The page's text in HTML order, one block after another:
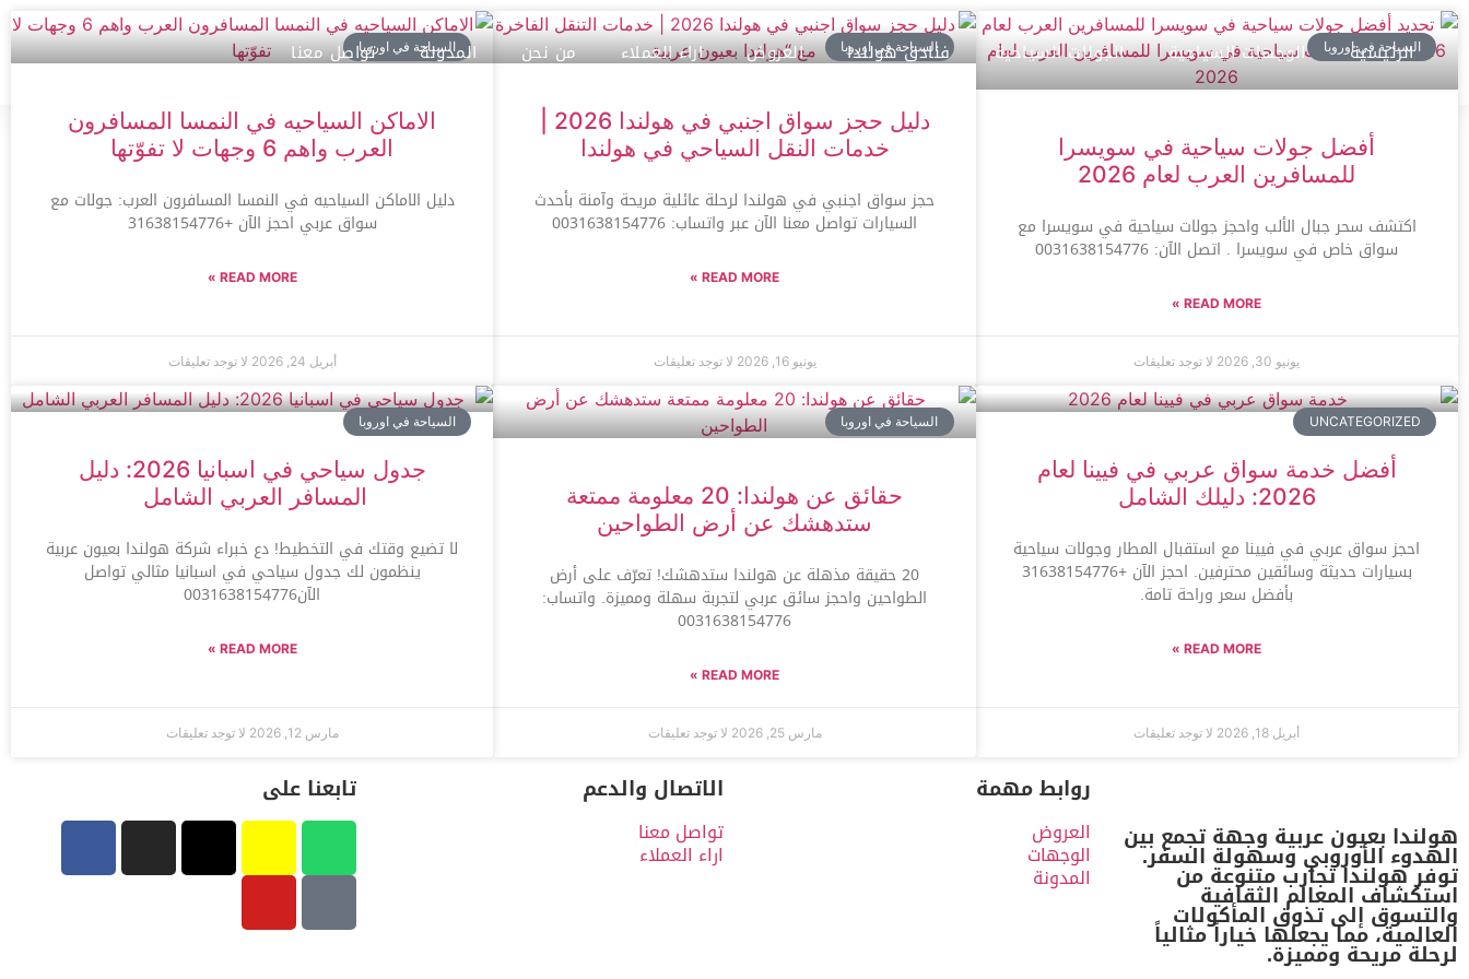
الرئيسية الوجهات السياحية الجولات السياحية فنادق هولندا العروض اراء العملاء من نحن المدونة تواصل معنا السياحة في اوروبا
أفضل جولات سياحية في سويسرا
للمسافرين العرب لعام 2026
اكتشف سحر جبال الألب واحجز جولات سياحية في سويسرا مع
سواق خاص في سويسرا . اتصل الآن: 0031638154776
READ MORE »
يونيو 30, 2026 لا توجد تعليقات
السياحة في اوروبا
خدمات النقل السياحي في هولندا
حجز سواق اجنبي في هولندا لرحلة عائلية مريحة وآمنة بأحدث
السيارات تواصل معنا الآن عبر واتساب: 0031638154776
READ MORE »
يونيو 16, 2026 لا توجد تعليقات
السياحة في اوروبا
الاماكن السياحيه في النمسا المسافرون
العرب واهم 6 وجهات لا تفوّتها
دليل الاماكن السياحيه في النمسا المسافرون العرب: جولات مع
سواق عربي احجز الآن +31638154776
READ MORE »
أبريل 24, 2026 لا توجد تعليقات
UNCATEGORIZED
أفضل خدمة سواق عربي في فيينا لعام
2026: دليلك الشامل
احجز سواق عربي في فيينا مع استقبال المطار وجولات سياحية
بسيارات حديثة وسائقين محترفين. احجز الآن +31638154776
بأفضل سعر وراحة تامة.
READ MORE »
أبريل 18, 2026 لا توجد تعليقات
السياحة في اوروبا
حقائق عن هولندا: 20 معلومة ممتعة
ستدهشك عن أرض الطواحين
20 حقيقة مذهلة عن هولندا ستدهشك! تعرّف على أرض
الطواحين واحجز سائق عربي لتجربة سهلة ومميزة. واتساب:
0031638154776
READ MORE »
مارس 25, 2026 لا توجد تعليقات
السياحة في اوروبا
جدول سياحي في اسبانيا 2026: دليل
المسافر العربي الشامل
لا تضيع وقتك في التخطيط! دع خبراء شركة هولندا بعيون عربية
ينظمون لك جدول سياحي في اسبانيا مثالي تواصل
الآن0031638154776
READ MORE »
مارس 12, 2026 لا توجد تعليقات
هولندا بعيون عربية وجهة تجمع بين
الهدوء الأوروبي وسهولة السفر.
توفر هولندا تجارب متنوعة من
استكشاف المعالم الثقافية
والتسوق إلى تذوق المأكولات
العالمية، مما يجعلها خياراً مثالياً
لرحلة مريحة ومميزة.
روابط مهمة
العروض
الوجهات
المدونة
الاتصال والدعم
تواصل معنا
اراء العملاء
تابعنا على